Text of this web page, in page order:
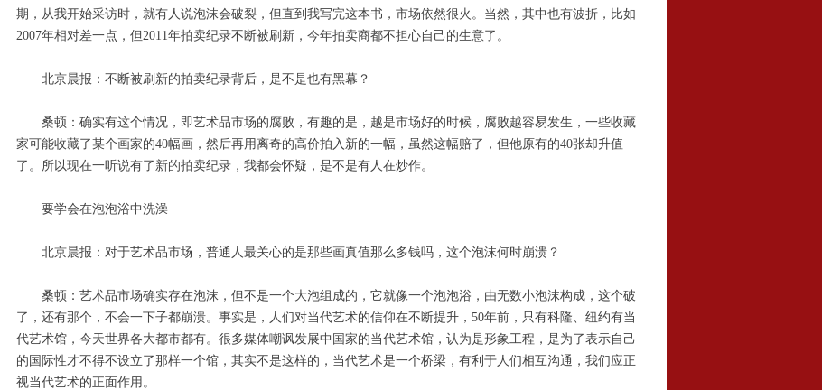
期，从我开始采访时，就有人说泡沫会破裂，但直到我写完这本书，市场依然很火。当然，其中也有波折，比如
2007年相对差一点，但2011年拍卖纪录不断被刷新，今年拍卖商都不担心自己的生意了。
北京晨报：不断被刷新的拍卖纪录背后，是不是也有黑幕？
桑顿：确实有这个情况，即艺术品市场的腐败，有趣的是，越是市场好的时候，腐败越容易发生，一些收藏
家可能收藏了某个画家的40幅画，然后再用离奇的高价拍入新的一幅，虽然这幅赔了，但他原有的40张却升值
了。所以现在一听说有了新的拍卖纪录，我都会怀疑，是不是有人在炒作。
要学会在泡泡浴中洗澡
北京晨报：对于艺术品市场，普通人最关心的是那些画真值那么多钱吗，这个泡沫何时崩溃？
桑顿：艺术品市场确实存在泡沫，但不是一个大泡组成的，它就像一个泡泡浴，由无数小泡沫构成，这个破
了，还有那个，不会一下子都崩溃。事实是，人们对当代艺术的信仰在不断提升，50年前，只有科隆、纽约有当
代艺术馆，今天世界各大都市都有。很多媒体嘲讽发展中国家的当代艺术馆，认为是形象工程，是为了表示自己
的国际性才不得不设立了那样一个馆，其实不是这样的，当代艺术是一个桥梁，有利于人们相互沟通，我们应正
视当代艺术的正面作用。